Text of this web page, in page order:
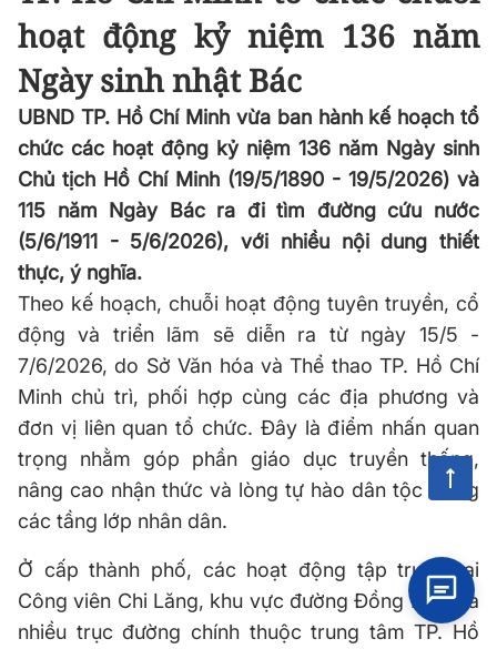
hoạt động kỷ niệm 136 năm
Ngày sinh nhật Bác
UBND TP. Hồ Chí Minh vừa ban hành kế hoạch tổ
chức các hoạt động kỷ niệm 136 năm Ngày sinh
Chủ tịch Hồ Chí Minh (19/5/1890 - 19/5/2026) và
115 năm Ngày Bác ra đi tìm đường cứu nước
(5/6/1911 - 5/6/2026), với nhiều nội dung thiết
thực, ý nghĩa.
Theo kế hoạch, chuỗi hoạt động tuyên truyền, cổ
động và triển lãm sẽ diễn ra từ ngày 15/5 -
7/6/2026, do Sở Văn hóa và Thể thao TP. Hồ Chí
Minh chủ trì, phối hợp cùng các địa phương và
đơn vị liên quan tổ chức. Đây là điểm nhấn quan
trọng nhằm góp phần giáo dục truyền thống,
nâng cao nhận thức và lòng tự hào dân tộc trong
các tầng lớp nhân dân.
Ở cấp thành phố, các hoạt động tập trung tại
Công viên Chi Lăng, khu vực đường Đồng Khởi và
nhiều trục đường chính thuộc trung tâm TP. Hồ